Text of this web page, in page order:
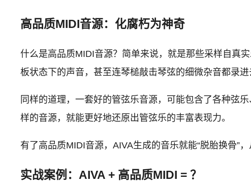
高品质MIDI音源：化腐朽为神奇
什么是高品质MIDI音源？简单来说，就是那些采样自真
板状态下的声音，甚至连琴槌敲击琴弦的细微杂音都录
同样的道理，一套好的管弦乐音源，可能包含了各种弦
样的音源，就能更好地还原出管弦乐的丰富表现力。
有了高品质MIDI音源，AIVA生成的音乐就能“脱胎换骨”
实战案例：AIVA + 高品质MIDI = ？